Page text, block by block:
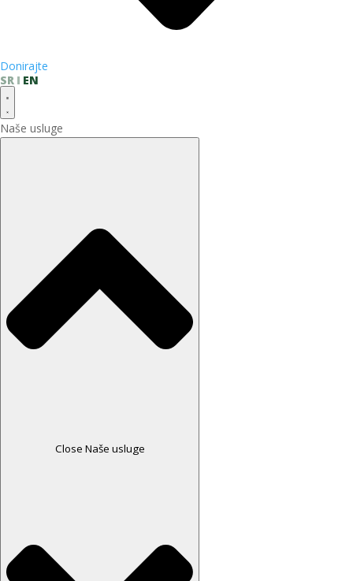
Donirajte
SR
EN
Naše usluge
Close Naše usluge